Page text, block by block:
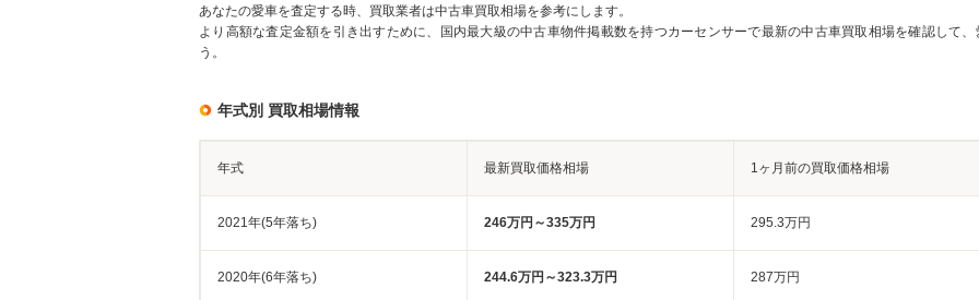
あなたの愛車を査定する時、買取業者は中古車買取相場を参考にします。
より高額な査定金額を引き出すために、国内最大級の中古車物件掲載数を持つカーセンサーで最新の中古車買取相場を確認して
う。
年式別 買取相場情報
年式 最新買取価格相場 1ヶ月前の買取価格相場
2021年(5年落ち) 246万円～335万円 295.3万円
2020年(6年落ち) 244.6万円～323.3万円 287万円